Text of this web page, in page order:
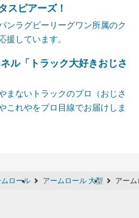
スピアーズ！
ンラグビーリーグワン所属のク
援しています。
ル「トラック大好きおじさ
まないトラックのプロ（おじさ
これやをプロ目線でお届けしま
ムロール アームロール 大型 アー